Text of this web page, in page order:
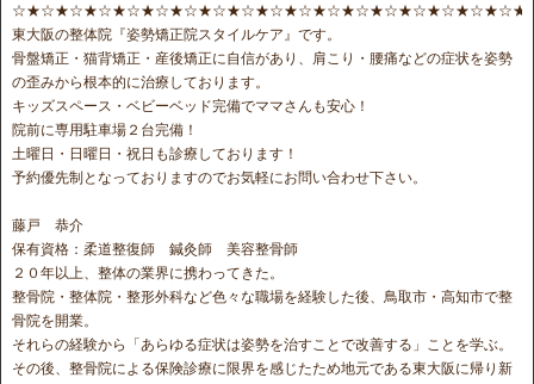
東大阪の整体院『姿勢矯正院スタイルケア』です。
骨盤矯正・猫背矯正・産後矯正に自信があり、肩こり・腰痛などの症状を姿勢
の歪みから根本的に治療しております。
キッズスペース・ベビーベッド完備でママさんも安心！
院前に専用駐車場２台完備！
土曜日・日曜日・祝日も診療しております！
予約優先制となっておりますのでお気軽にお問い合わせ下さい。
藤戸 恭介
保有資格：柔道整復師 鍼灸師 美容整骨師
２０年以上、整体の業界に携わってきた。
整骨院・整体院・整形外科など色々な職場を経験した後、鳥取市・高知市で整
骨院を開業。
それらの経験から「あらゆる症状は姿勢を治すことで改善する」ことを学ぶ。
その後、整骨院による保険診療に限界を感じたため地元である東大阪に帰り新